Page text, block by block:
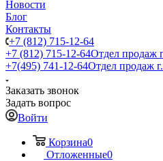
Новости
Блог
Контакты
+7 (812) 715-12-64
+7 (812) 715-12-64Отдел продаж
+7(495) 741-12-64Отдел продаж
Заказать звонок
Задать вопрос
Войти
Корзина0
Отложенные0